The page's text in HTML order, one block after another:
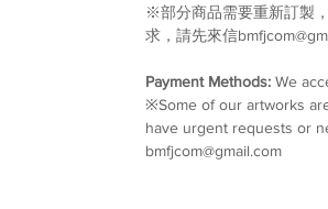
※部分商品需要重新訂製
求，請先來信
Payment Methods: We
※Some of our artworks
have urgent requests or
bmfjcom@gmail.com